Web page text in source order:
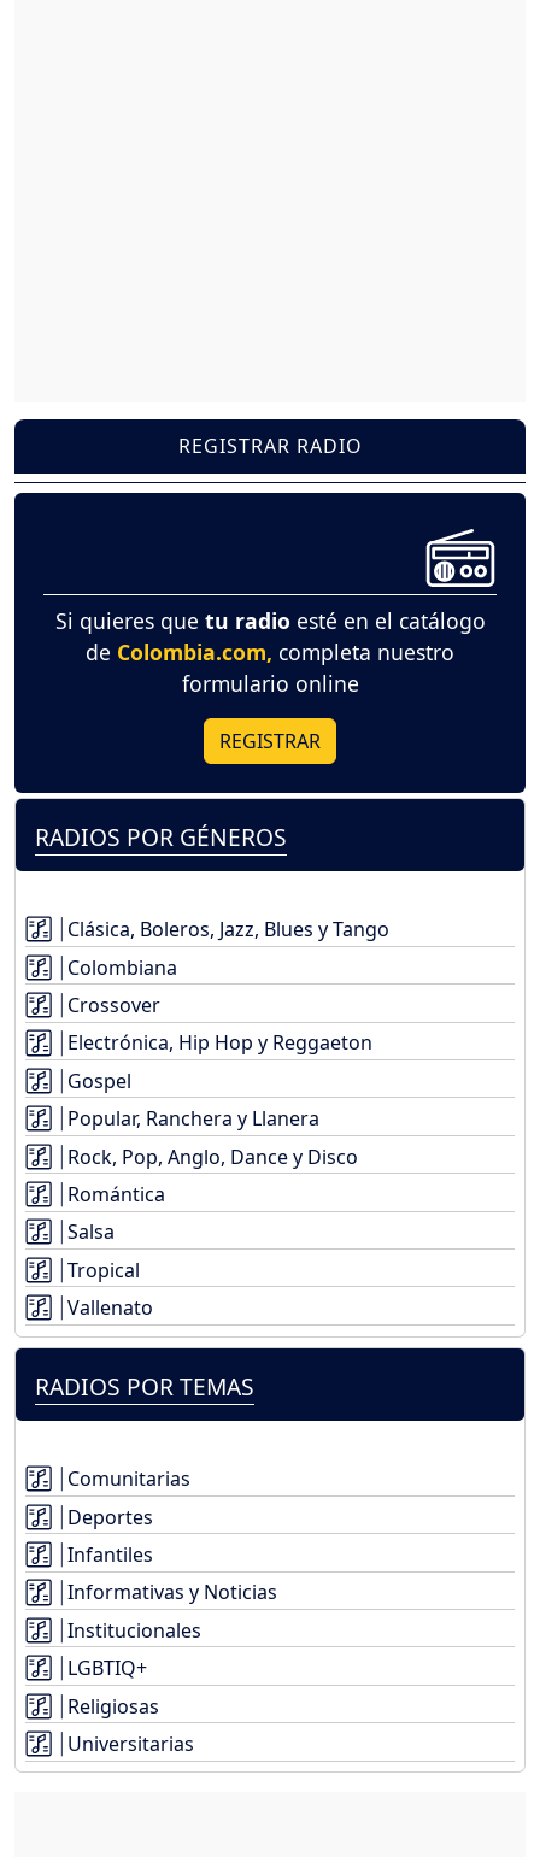
REGISTRAR RADIO
Si quieres que tu radio esté en el catálogo
de Colombia.com, completa nuestro
formulario online
REGISTRAR
RADIOS POR GÉNEROS
Clásica, Boleros, Jazz, Blues y Tango
Colombiana
Crossover
Electrónica, Hip Hop y Reggaeton
Gospel
Popular, Ranchera y Llanera
Rock, Pop, Anglo, Dance y Disco
Romántica
Salsa
Tropical
Vallenato
RADIOS POR TEMAS
Comunitarias
Deportes
Infantiles
Informativas y Noticias
Institucionales
LGBTIQ+
Religiosas
Universitarias